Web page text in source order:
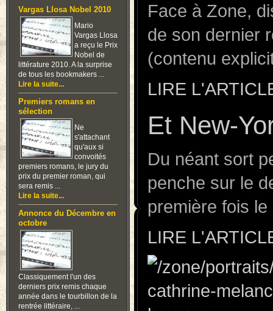
Vargas Llosa Nobel 2010
Mario
Vargas Llosa
a reçu le Prix
Nobel de
littérature 2010. A la surprise
de tous les bookmakers ...
Lire la suite...
Premiers romans en
sélection
Ne
s'attachant
qu'aux si
convoités
premiers romans, le jury du
prix du premier roman, qui
sera remis ...
Lire la suite...
Annonce du Décembre en
octobre
Classiquement l'un des
derniers prix remis chaque
année dans le tourbillon de la
rentrée littéraire, ...
Face à Zone,
de son dernier
(contenu
LIRE
Et New-
Du néant sort
penche sur le
première fois
LIRE